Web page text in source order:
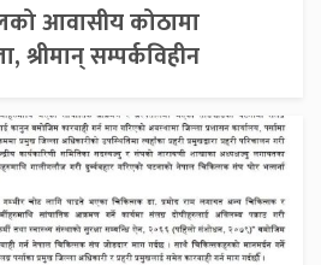
आवासीय कोठामा
सम्पर्कविहीन